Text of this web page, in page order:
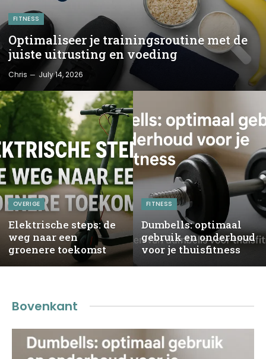
FITNESS
Optimaliseer je trainingsroutine met de
juiste uitrusting en voeding
Chris July 14, 2026
OVERIGE
Elektrische steps: de
weg naar een
groenere toekomst
FITNESS
Dumbells: optimaal
gebruik en onderhoud
voor je thuisfitness
Bovenkant